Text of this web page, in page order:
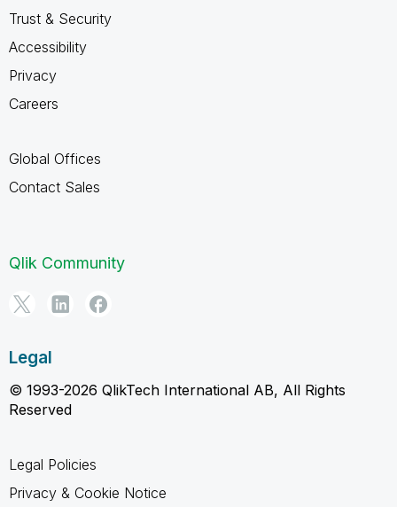
Trust & Security
Accessibility
Privacy
Careers
Global Offices
Contact Sales
Qlik Community
Legal
© 1993-2026 QlikTech International AB, All Rights
Reserved
Legal Policies
Privacy & Cookie Notice